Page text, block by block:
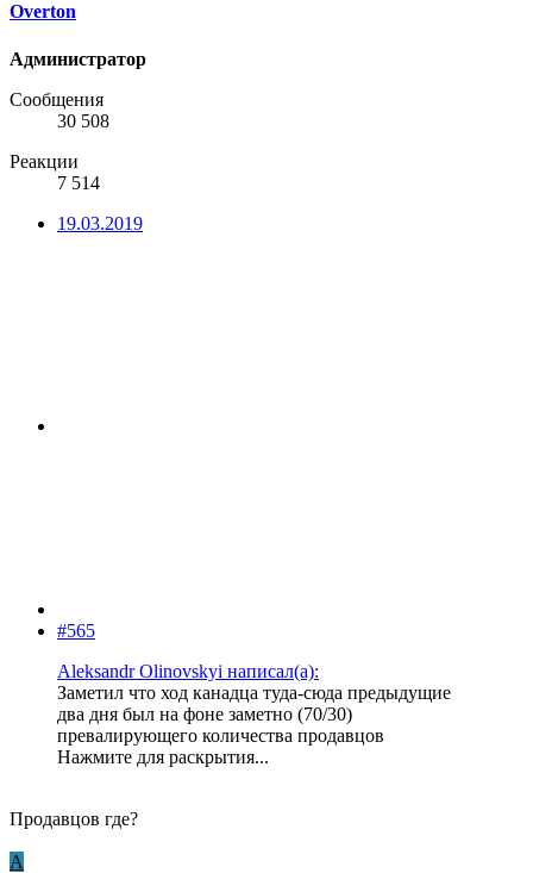
Overton
Администратор
Сообщения
30 508
Реакции
7 514
19.03.2019
#565
Aleksandr Olinovskyi написал(а):
Заметил что ход канадца туда-сюда предыдущие
два дня был на фоне заметно (70/30)
превалирующего количества продавцов
Нажмите для раскрытия...
Продавцов где?
A